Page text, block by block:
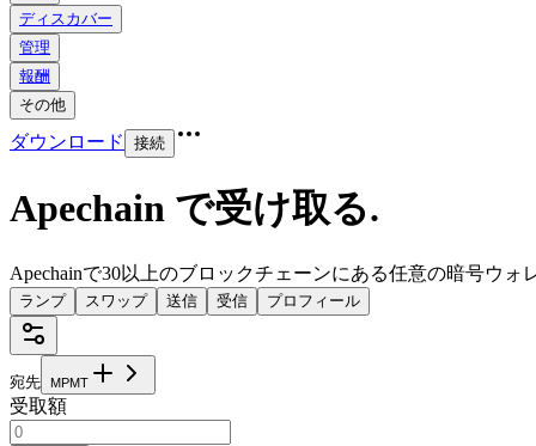
ディスカバー
管理
報酬
その他
ダウンロード 接続
Apechain で受け取る.
Apechainで30以上のブロックチェーンにある任意の暗号ウォ
ランプ スワップ 送信 受信 プロフィール
宛先 MPMT
受取額